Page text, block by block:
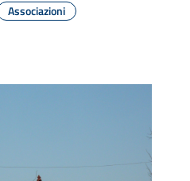
Associazioni